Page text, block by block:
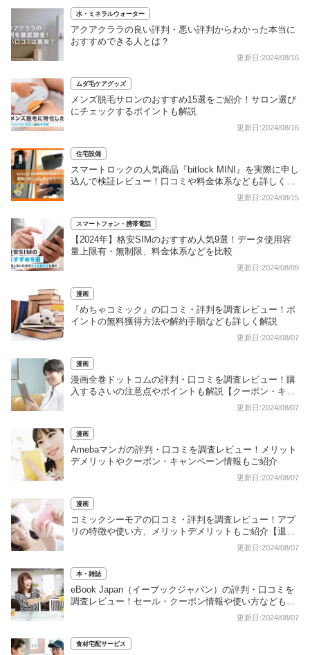
水・ミネラルウォーター
アクアクララの良い評判・悪い評判からわかった本当に
おすすめできる人とは？
更新日:2024/08/16
ムダ毛ケアグッズ
メンズ脱毛サロンのおすすめ15選をご紹介！サロン選び
にチェックするポイントも解説
更新日:2024/08/16
住宅設備
スマートロックの人気商品『bitlock MINI』を実際に申し
込んで検証レビュー！口コミや料金体系なども詳しく解
更新日:2024/08/15
スマートフォン・携帯電話
【2024年】格安SIMのおすすめ人気9選！データ使用容
量上限有・無制限、料金体系などを比較
更新日:2024/08/09
漫画
『めちゃコミック』の口コミ・評判を調査レビュー！ポ
イントの無料獲得方法や解約手順なども詳しく解説
更新日:2024/08/07
漫画
漫画全巻ドットコムの評判・口コミを調査レビュー！購
入するさいの注意点やポイントも解説【クーポン・キャ
更新日:2024/08/07
漫画
Amebaマンガの評判・口コミを調査レビュー！メリット
デメリットやクーポン・キャンペーン情報もご紹介
更新日:2024/08/07
漫画
コミックシーモアの口コミ・評判を調査レビュー！アプ
リの特徴や使い方、メリットデメリットもご紹介【退会
更新日:2024/08/07
本・雑誌
eBook Japan（イーブックジャパン）の評判・口コミを
調査レビュー！セール・クーポン情報や使い方なども詳
更新日:2024/08/07
食材宅配サービス